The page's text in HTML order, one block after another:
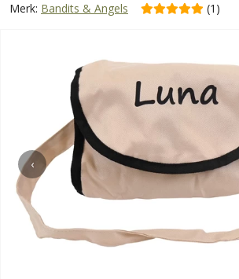
Merk: Bandits & Angels (1)
‹